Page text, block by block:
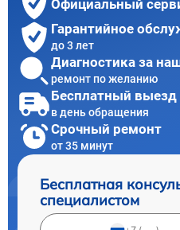
Официальный
Гарантийное
до 3 лет
Диагностика за
ремонт по желанию
Бесплатный выезд
в день обращения
Срочный ремонт
от 35 минут
Бесплатная
специалистом